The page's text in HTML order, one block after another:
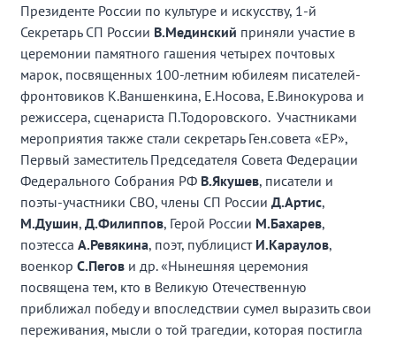
Президенте России по культуре и искусству, 1-й
Секретарь СП России В.Мединский приняли участие в
церемонии памятного гашения четырех почтовых
марок, посвященных 100-летним юбилеям писателей-
фронтовиков К.Ваншенкина, Е.Носова, Е.Винокурова и
режиссера, сценариста П.Тодоровского. Участниками
мероприятия также стали секретарь Ген.совета «ЕР»,
Первый заместитель Председателя Совета Федерации
Федерального Собрания РФ В.Якушев, писатели и
поэты-участники СВО, члены СП России Д.Артис,
М.Душин, Д.Филиппов, Герой России М.Бахарев,
поэтесса А.Ревякина, поэт, публицист И.Караулов,
военкор С.Пегов и др. «Нынешняя церемония
посвящена тем, кто в Великую Отечественную
приближал победу и впоследствии сумел выразить свои
переживания, мысли о той трагедии, которая постигла